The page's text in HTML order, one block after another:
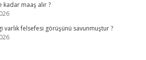
maaş alır ?
varlık felsefesi görüşünü savunmuştur ?